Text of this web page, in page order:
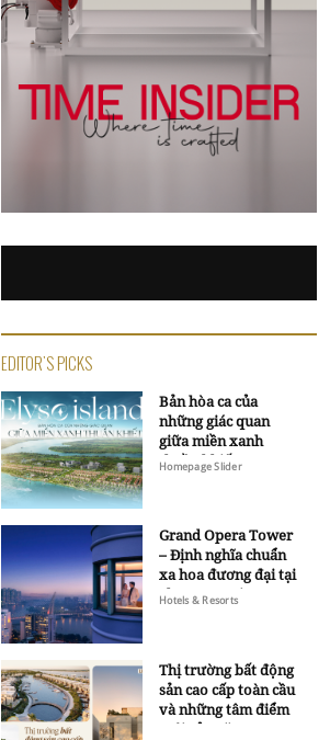
EDITOR'S PICKS
Bản hòa ca của
những giác quan
giữa miền xanh
thuần khiết
Homepage Slider
Grand Opera Tower
– Định nghĩa chuẩn
xa hoa đương đại tại
Sheraton Saigon
Hotels & Resorts
Thị trường bất động
sản cao cấp toàn cầu
và những tâm điểm
mới của năm 2026